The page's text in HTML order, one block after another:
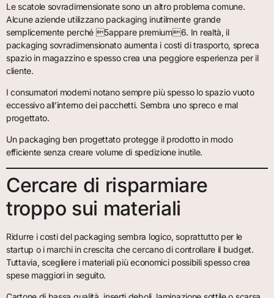
Le scatole sovradimensionate sono un altro problema comune.
Alcune aziende utilizzano packaging inutilmente grande
semplicemente perché 5appare premium6. In realtà, il
packaging sovradimensionato aumenta i costi di trasporto, spreca
spazio in magazzino e spesso crea una peggiore esperienza per il
cliente.
I consumatori moderni notano sempre più spesso lo spazio vuoto
eccessivo all’interno dei pacchetti. Sembra uno spreco e mal
progettato.
Un packaging ben progettato protegge il prodotto in modo
efficiente senza creare volume di spedizione inutile.
Cercare di risparmiare
troppo sui materiali
Ridurre i costi del packaging sembra logico, soprattutto per le
startup o i marchi in crescita che cercano di controllare il budget.
Tuttavia, scegliere i materiali più economici possibili spesso crea
spese maggiori in seguito.